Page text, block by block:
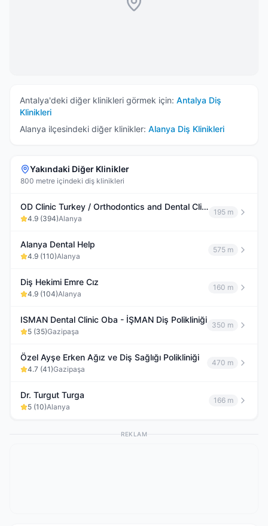
Antalya'deki diğer klinikleri görmek için: Antalya Diş
Klinikleri
Alanya ilçesindeki diğer klinikler: Alanya Diş Klinikleri
Yakındaki Diğer Klinikler
800 metre içindeki diş klinikleri
OD Clinic Turkey / Orthodontics and Dental Clinic Alanya
4.9 (394)Alanya
195 m
Alanya Dental Help
4.9 (110)Alanya
575 m
Diş Hekimi Emre Cız
4.9 (104)Alanya
160 m
ISMAN Dental Clinic Oba - İŞMAN Diş Polikliniği
5 (35)Gazipaşa
350 m
Özel Ayşe Erken Ağız ve Diş Sağlığı Polikliniği
4.7 (41)Gazipaşa
470 m
Dr. Turgut Turga
5 (10)Alanya
166 m
REKLAM